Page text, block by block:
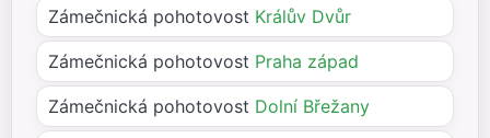
Zámečnická pohotovost Králův Dvůr
Zámečnická pohotovost Praha západ
Zámečnická pohotovost Dolní Břežany